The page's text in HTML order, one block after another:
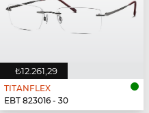
₺12.261,29
TITANFLEX
EBT 823016 - 30